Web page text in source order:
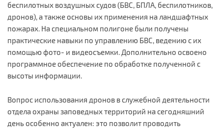
беспилотных воздушных судов (БВС, БПЛА, беспилотников,
дронов), а также основы их применения на ландшафтных
пожарах. На специальном полигоне были получены
практические навыки по управлению БВС, ведению с их
помощью фото- и видеосъемки. Дополнительно освоено
программное обеспечение по обработке полученной с
высоты информации.
Вопрос использования дронов в служебной деятельности
отдела охраны заповедных территорий на сегодняшний
день особенно актуален: это позволит проводить